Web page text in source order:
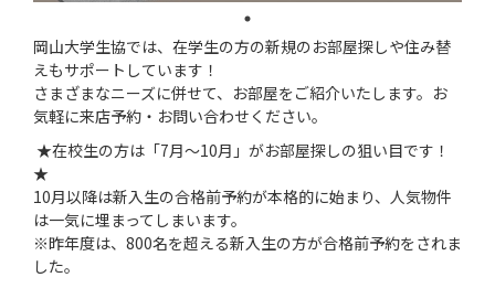
岡山大学生協では、在学生の方の新規のお部屋探しや住み替
えもサポートしています！
さまざまなニーズに併せて、お部屋をご紹介いたします。お
気軽に来店予約・お問い合わせください。
★在校生の方は「7月～10月」がお部屋探しの狙い目です！
★
10月以降は新入生の合格前予約が本格的に始まり、人気物件
は一気に埋まってしまいます。
※昨年度は、800名を超える新入生の方が合格前予約をされま
した。